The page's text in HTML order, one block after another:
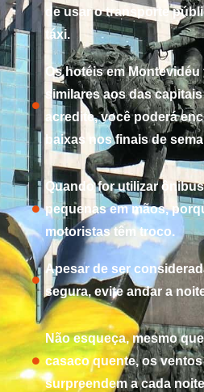
de usar o transporte
táxi.
Os hotéis em Montevidéu
similares aos das
acredite, você poderá
baixas nos finais de
Quando for utilizar
pequenas em mãos,
motoristas têm troco.
Apesar de ser
segura, evite andar a
Não esqueça, mesmo
casaco quente, os
surpreendem a cada